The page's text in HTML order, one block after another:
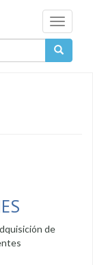
Toggle
de